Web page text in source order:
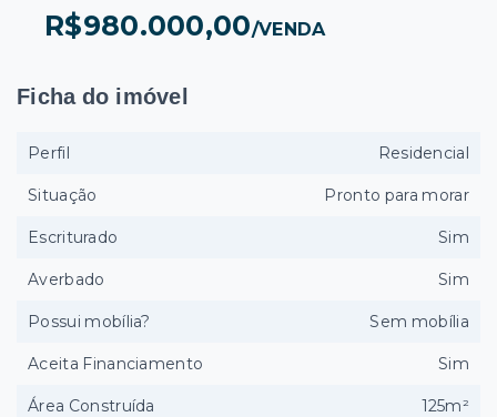
R$980.000,00/VENDA
Ficha do imóvel
Perfil Residencial
Situação Pronto para morar
Escriturado Sim
Averbado Sim
Possui mobília? Sem mobília
Aceita Financiamento Sim
Área Construída 125m²